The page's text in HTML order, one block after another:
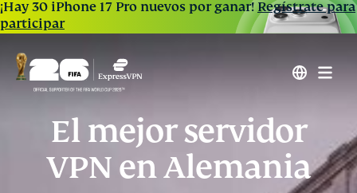
¡Hay 30 iPhone 17 Pro nuevos por ganar!Regístrate para
participar
El mejor servidor
VPN en Alemania